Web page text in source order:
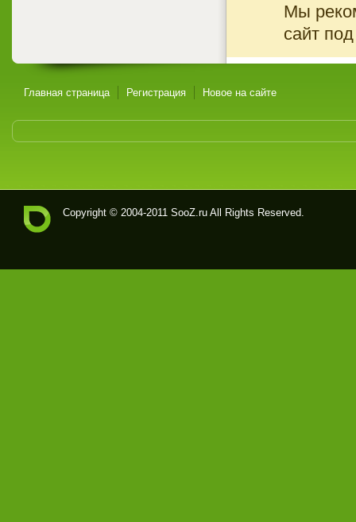
Мы
сайт
Главная страница Регистрация Новое на сайте
Copyright © 2004-2011 SooZ.ru All Rights Reserved.